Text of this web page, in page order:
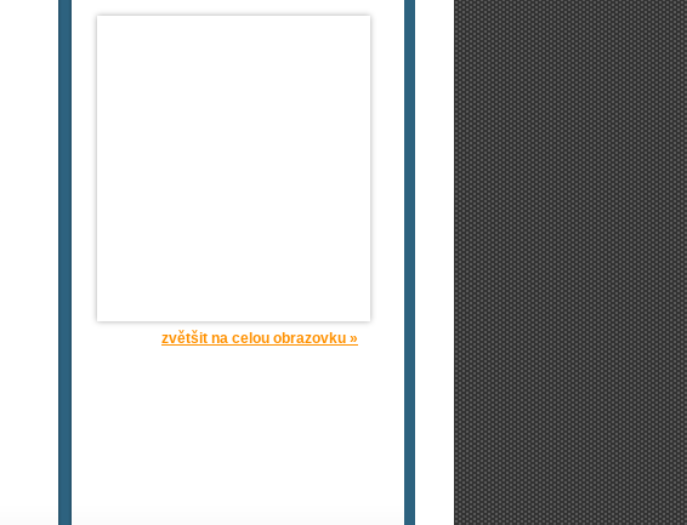
zvětšit na celou obrazovku »